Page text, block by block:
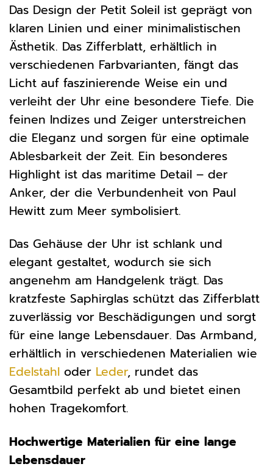
Das Design der Petit Soleil ist geprägt von
klaren Linien und einer minimalistischen
Ästhetik. Das Zifferblatt, erhältlich in
verschiedenen Farbvarianten, fängt das
Licht auf faszinierende Weise ein und
verleiht der Uhr eine besondere Tiefe. Die
feinen Indizes und Zeiger unterstreichen
die Eleganz und sorgen für eine optimale
Ablesbarkeit der Zeit. Ein besonderes
Highlight ist das maritime Detail – der
Anker, der die Verbundenheit von Paul
Hewitt zum Meer symbolisiert.
Das Gehäuse der Uhr ist schlank und
elegant gestaltet, wodurch sie sich
angenehm am Handgelenk trägt. Das
kratzfeste Saphirglas schützt das Zifferblatt
zuverlässig vor Beschädigungen und sorgt
für eine lange Lebensdauer. Das Armband,
erhältlich in verschiedenen Materialien wie
Edelstahl oder Leder, rundet das
Gesamtbild perfekt ab und bietet einen
hohen Tragekomfort.
Hochwertige Materialien für eine lange
Lebensdauer